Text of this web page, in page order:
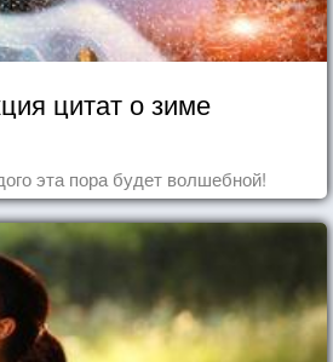
цитат о зиме
эта пора будет волшебной!